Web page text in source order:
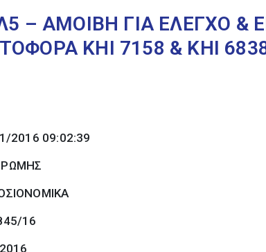
– ΑΜΟΙΒΗ ΓΙΑ ΕΛΕΓΧΟ &
ΚΗΙ 7158 & ΚΗΙ
2016 09:02:39
16